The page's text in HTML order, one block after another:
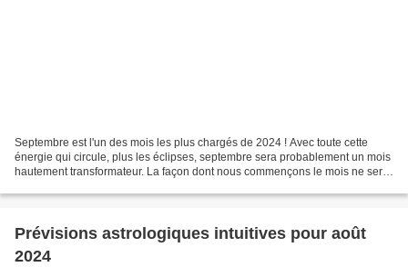
Septembre est l'un des mois les plus chargés de 2024 ! Avec toute cette
énergie qui circule, plus les éclipses, septembre sera probablement un mois
hautement transformateur. La façon dont nous commençons le mois ne sera
Prévisions astrologiques intuitives pour août
2024